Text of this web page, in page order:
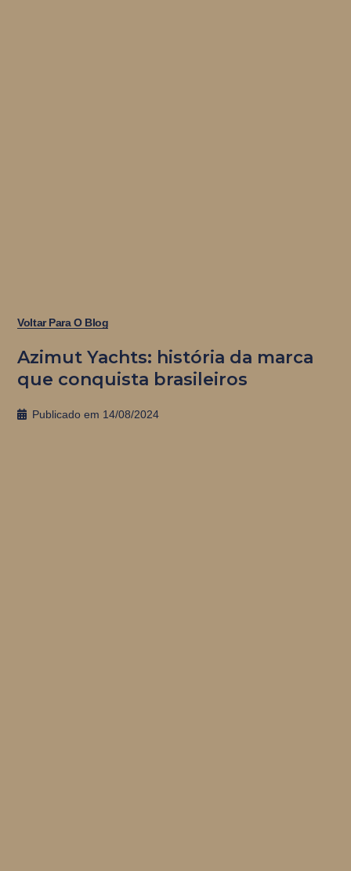
Voltar Para O Blog
Azimut Yachts: história da marca
que conquista brasileiros
Publicado em 14/08/2024